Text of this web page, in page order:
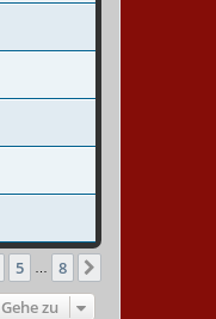
5 8
Gehe zu